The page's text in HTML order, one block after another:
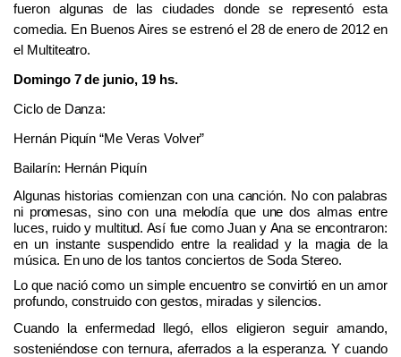
fueron algunas de las ciudades donde se representó esta
comedia. En Buenos Aires se estrenó el 28 de enero de 2012 en
el Multiteatro.
Domingo 7 de junio, 19 hs.
Ciclode Danza:
Hernán Piquín “Me Veras Volver”
Bailarín: Hernán Piquín
Algunas historias comienzan con una canción. No con palabras
ni promesas, sino con una melodía que une dos almas entre
luces, ruido y multitud. Así fue como Juan y Ana se encontraron:
en un instante suspendido entre la realidad y la magia de la
música. En uno de los tantos conciertos de Soda Stereo.
Lo que nació como un simple encuentro se convirtió en un amor
profundo, construido con gestos, miradas y silencios.
Cuando la enfermedad llegó, ellos eligieron seguir amando,
sosteniéndose con ternura, aferrados a la esperanza. Y cuando